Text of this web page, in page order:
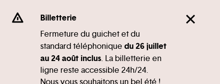
Se rendre au
Contenu principal
Pied de page
Billetterie
Fermeture du guichet et du
standard téléphonique du 26 juillet
au 24 août inclus. La billetterie en
ligne reste accessible 24h/24.
Nous vous souhaitons un bel été !